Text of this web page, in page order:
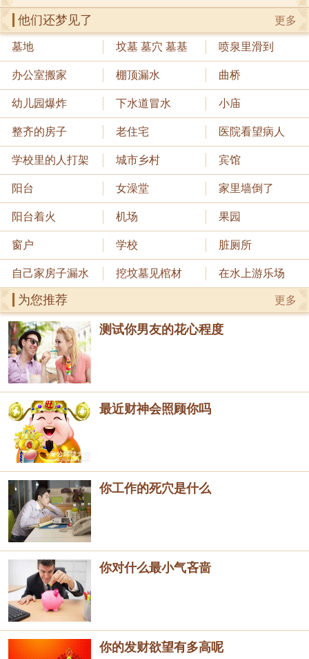
更多
他们还梦见了
墓地 坟墓 墓穴 墓基 喷泉里滑到
办公室搬家 棚顶漏水 曲桥
幼儿园爆炸 下水道冒水 小庙
整齐的房子 老住宅 医院看望病人
学校里的人打架 城市乡村 宾馆
阳台 女澡堂 家里墙倒了
阳台着火 机场 果园
窗户 学校 脏厕所
自己家房子漏水 挖坟墓见棺材 在水上游乐场
更多
为您推荐
测试你男友的花心程度
最近财神会照顾你吗
你工作的死穴是什么
你对什么最小气吝啬
你的发财欲望有多高呢